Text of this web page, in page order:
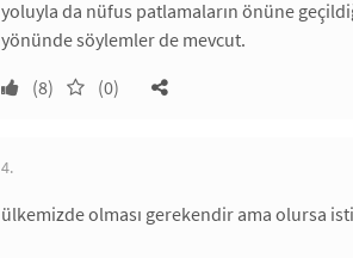
yoluyla da nüfus patlamaların önüne
yönünde söylemler de mevcut.
(8)
(0)
4.
ülkemizde olması gerekendir ama olursa